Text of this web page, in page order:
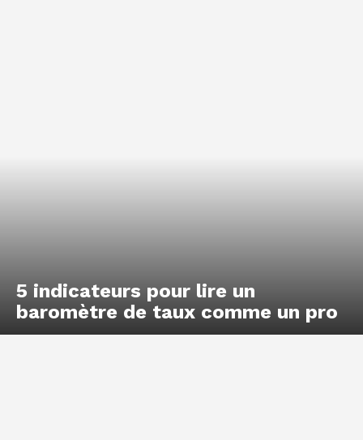
5 indicateurs pour lire un
baromètre de taux comme un pro